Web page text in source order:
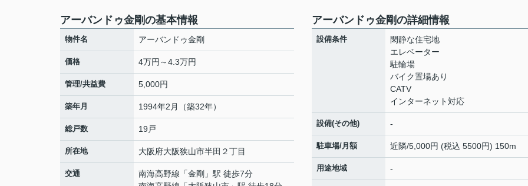
アーバンドゥ金剛の基本情報
物件名 アーバンドゥ金剛
価格 4万円～4.3万円
管理/共益費 5,000円
築年月 1994年2月（築32年）
総戸数 19戸
所在地 大阪府大阪狭山市半田 ２丁目
交通 南海高野線 「金剛 」駅 徒歩7分
アーバンドゥ金剛の詳細情報
設備条件
閑静な住宅地
エレベーター
駐輪場
バイク置場あり
CATV
インターネット対応
設備(その他) -
駐車場/月額 近隣/5,000円 (税込 5500円) 150m
用途地域 -